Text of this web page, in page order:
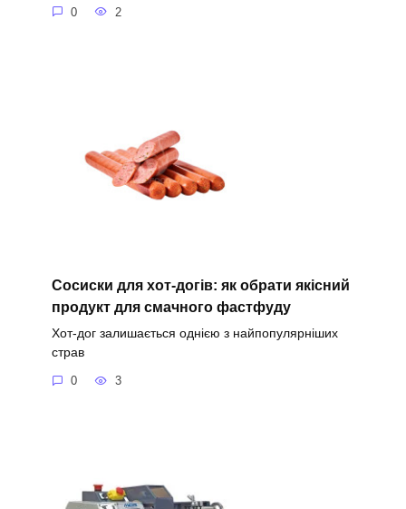
0 2
Сосиски для хот-догів: як обрати якісний
продукт для смачного фастфуду
Хот-дог залишається однією з найпопулярніших
страв
0 3